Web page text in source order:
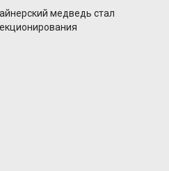
медведь стал